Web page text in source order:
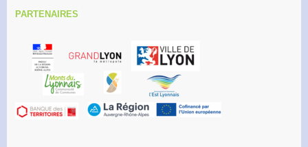
PARTENAIRES